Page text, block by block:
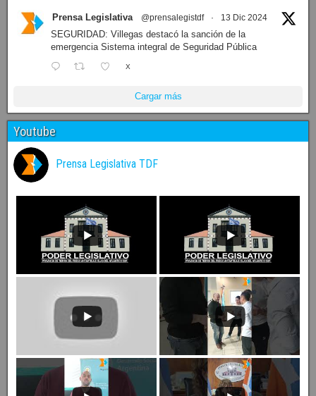
Prensa Legislativa @prensalegistdf · 13 Dic 2024
SEGURIDAD: Villegas destacó la sanción de la
emergencia Sistema integral de Seguridad Pública
X
Cargar más
Youtube
Prensa Legislativa TDF